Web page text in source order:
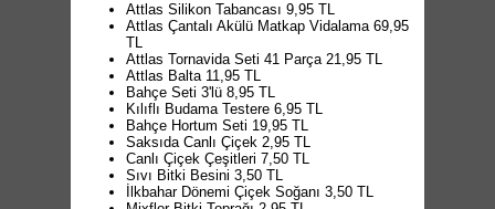
Attlas Silikon Tabancası 9,95 TL
Attlas Çantalı Akülü Matkap Vidalama 69,95
TL
Attlas Tornavida Seti 41 Parça 21,95 TL
Attlas Balta 11,95 TL
Bahçe Seti 3'lü 8,95 TL
Kılıflı Budama Testere 6,95 TL
Bahçe Hortum Seti 19,95 TL
Saksıda Canlı Çiçek 2,95 TL
Canlı Çiçek Çeşitleri 7,50 TL
Sıvı Bitki Besini 3,50 TL
İlkbahar Dönemi Çiçek Soğanı 3,50 TL